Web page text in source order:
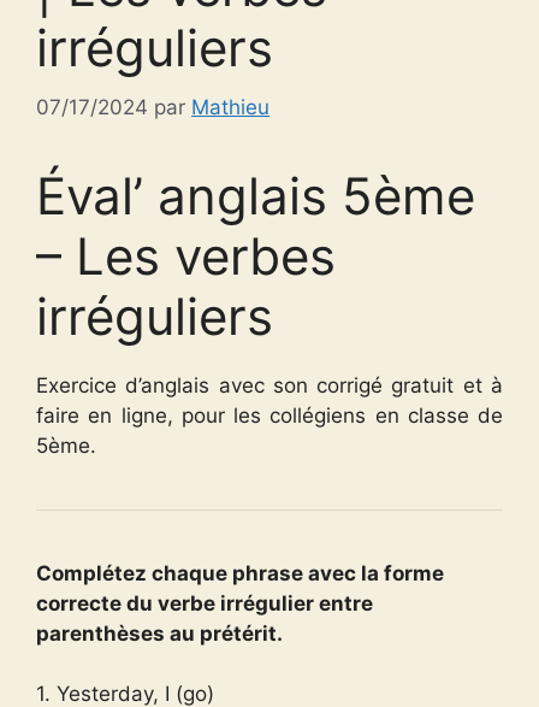
irréguliers
07/17/2024 par Mathieu
Éval’ anglais 5ème
– Les verbes
irréguliers
Exercice d’anglais avec son corrigé gratuit et à
faire en ligne, pour les collégiens en classe de
5ème.
Complétez chaque phrase avec la forme
correcte du verbe irrégulier entre
parenthèses au prétérit.
1. Yesterday, I (go)